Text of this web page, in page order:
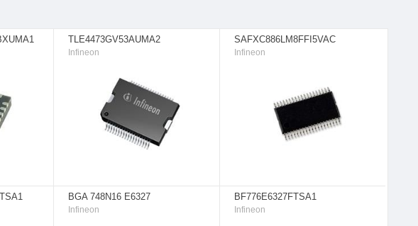
TLE4473GV53AUMA2
Infineon
SAFXC886LM8FFI5VAC
Infineon
BGA 748N16 E6327
Infineon
BF776E6327FTSA1
Infineon